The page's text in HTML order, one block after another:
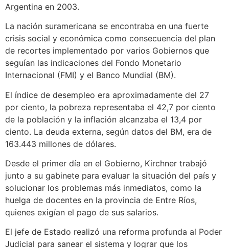
Argentina en 2003.
La nación suramericana se encontraba en una fuerte
crisis social y económica como consecuencia del plan
de recortes implementado por varios Gobiernos que
seguían las indicaciones del Fondo Monetario
Internacional (FMI) y el Banco Mundial (BM).
El índice de desempleo era aproximadamente del 27
por ciento, la pobreza representaba el 42,7 por ciento
de la población y la inflación alcanzaba el 13,4 por
ciento. La deuda externa, según datos del BM, era de
163.443 millones de dólares.
Desde el primer día en el Gobierno, Kirchner trabajó
junto a su gabinete para evaluar la situación del país y
solucionar los problemas más inmediatos, como la
huelga de docentes en la provincia de Entre Ríos,
quienes exigían el pago de sus salarios.
El jefe de Estado realizó una reforma profunda al Poder
Judicial para sanear el sistema y lograr que los